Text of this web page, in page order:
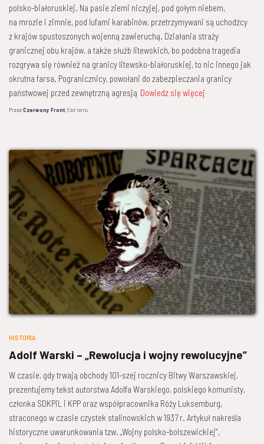
polsko-białoruskiej. Na pasie ziemi niczyjej, pod gołym niebem,
na mrozie i zimnie, pod lufami karabinów, przetrzymywani są uchodźcy
z krajów spustoszonych wojenną zawieruchą. Działania straży
granicznej obu krajów, a także służb litewskich, bo podobna tragedia
rozgrywa się również na granicy litewsko-białoruskiej, to nic innego jak
okrutna farsa. Pogranicznicy, powołani do zabezpieczania granicy
państwowej przed zewnętrzną agresją Dowiedz się więcej
PrzezCzerwony Front,5 lattemu
HISTORIA
Adolf Warski – „Rewolucja i wojny rewolucyjne”
W czasie, gdy trwają obchody 101-szej rocznicy Bitwy Warszawskiej,
prezentujemy tekst autorstwa Adolfa Warskiego, polskiego komunisty,
członka SDKPiL i KPP oraz współpracownika Róży Luksemburg,
straconego w czasie czystek stalinowskich w 1937 r. Artykuł nakreśla
historyczne uwarunkowania tzw. „Wojny polsko-bolszewickiej”,